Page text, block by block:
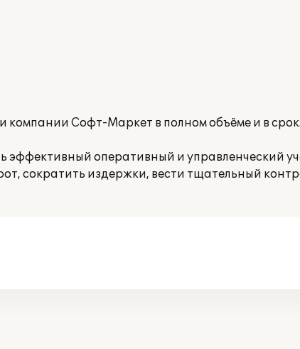
Софт-Маркет в полном объёме и в
эффективный оперативный и управленческий
сократить издержки, вести тщательный